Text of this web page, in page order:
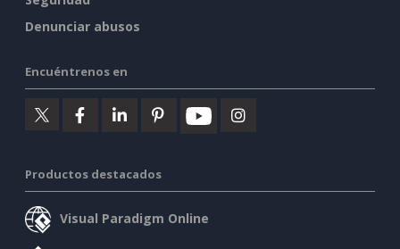
Denunciar abusos
Encuéntrenos en
Productos destacados
Visual Paradigm Online